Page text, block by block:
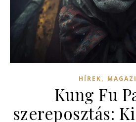
HÍREK,
Kung Fu
szereposztás: